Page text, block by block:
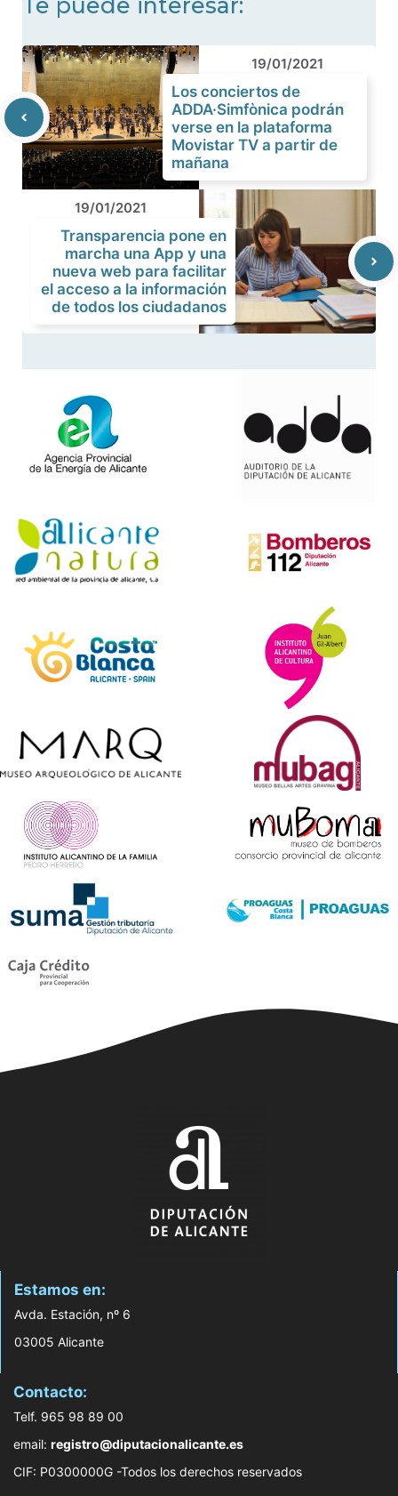
Te puede interesar:
19/01/2021
Los conciertos de
ADDA·Simfònica podrán
verse en la plataforma
Movistar TV a partir de
mañana
19/01/2021
Transparencia pone en
marcha una App y una
nueva web para facilitar
el acceso a la información
de todos los ciudadanos
Estamos en:
Avda. Estación, nº 6
03005 Alicante
Contacto:
Telf. 965 98 89 00
email: registro@diputacionalicante.es
CIF: P0300000G -Todos los derechos reservados